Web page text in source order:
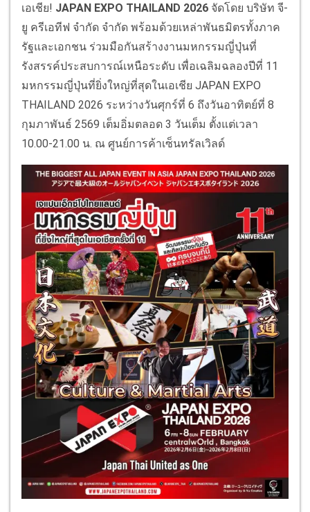
เอเชีย! JAPAN EXPO THAILAND 2026 จัดโดย บริษัท จี-
ยู ครีเอทีฟ จำกัด จำกัด พร้อมด้วยเหล่าพันธมิตรทั้งภาค
รัฐและเอกชน ร่วมมือกันสร้างงานมหกรรมญี่ปุ่นที่
รังสรรค์ประสบการณ์เหนือระดับ เพื่อเฉลิมฉลองปีที่ 11
มหกรรมญี่ปุ่นที่ยิ่งใหญ่ที่สุดในเอเชีย JAPAN EXPO
THAILAND 2026 ระหว่างวันศุกร์ที่ 6 ถึงวันอาทิตย์ที่ 8
กุมภาพันธ์ 2569 เต็มอิ่มตลอด 3 วันเต็ม ตั้งแต่เวลา
10.00-21.00 น. ณ ศูนย์การค้าเซ็นทรัลเวิลด์